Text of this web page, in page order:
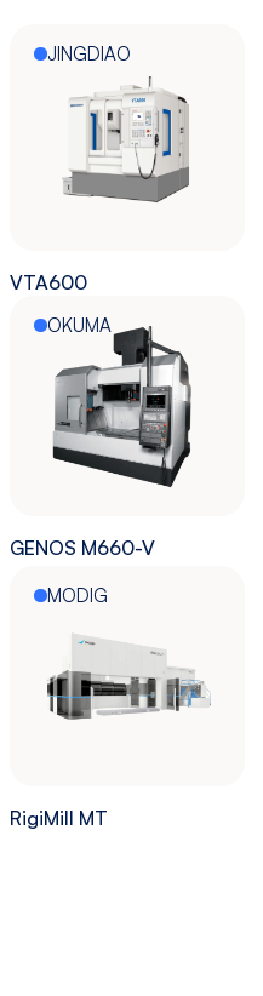
JINGDIAO
VTA600
OKUMA
GENOS M660-V
MODIG
RigiMill MT